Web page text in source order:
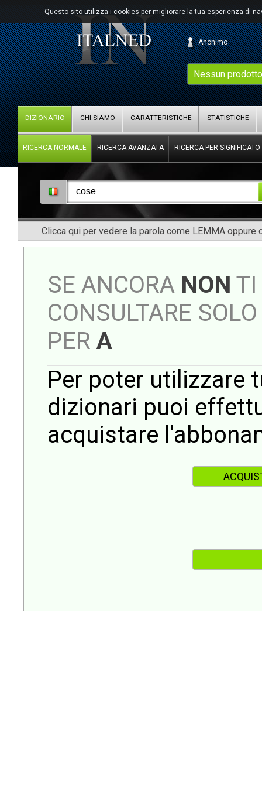
Questo sito utilizza i cookies per migliorare la tua esperienza di
Nessun
Anonimo
DIZIONARIO CHI SIAMO CARATTERISTICHE STATISTICHE
RICERCA NORMALE RICERCA AVANZATA RICERCA PER SIGNIFICATO
Clicca qui per vedere la parola come LEMMA oppure
SE ANCORA NON TI
CONSULTARE
PER A
Per poter utilizzare
dizionari puoi
acquistare